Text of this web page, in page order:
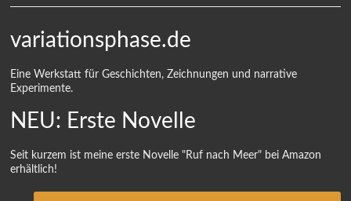
variationsphase.de
Eine Werkstatt für Geschichten, Zeichnungen und narrative
Experimente.
NEU: Erste Novelle
Seit kurzem ist meine erste Novelle "Ruf nach Meer" bei Amazon
erhältlich!